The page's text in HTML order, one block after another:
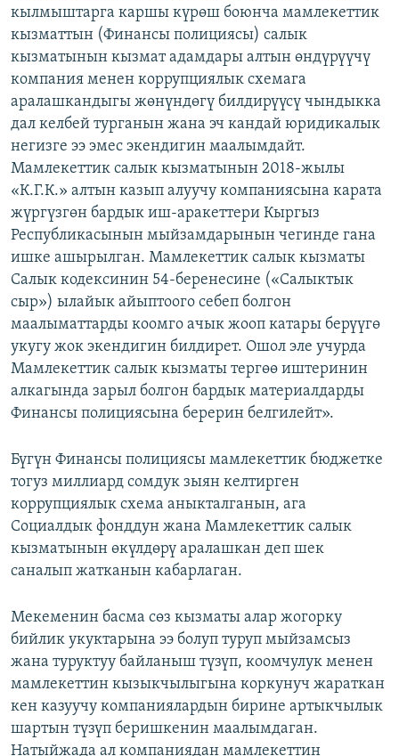
кылмыштарга каршы күрөш боюнча мамлекеттик
кызматтын (Финансы полициясы) салык
кызматынын кызмат адамдары алтын өндүрүүчү
компания менен коррупциялык схемага
аралашкандыгы жөнүндөгү билдирүүсү чындыкка
дал келбей турганын жана эч кандай юридикалык
негизге ээ эмес экендигин маалымдайт.
Мамлекеттик салык кызматынын 2018-жылы
«К.Г.К.» алтын казып алуучу компаниясына карата
жүргүзгөн бардык иш-аракеттери Кыргыз
Республикасынын мыйзамдарынын чегинде гана
ишке ашырылган. Мамлекеттик салык кызматы
Салык кодексинин 54-беренесине («Салыктык
сыр») ылайык айыптоого себеп болгон
маалыматтарды коомго ачык жооп катары берүүгө
укугу жок экендигин билдирет. Ошол эле учурда
Мамлекеттик салык кызматы тергөө иштеринин
алкагында зарыл болгон бардык материалдарды
Финансы полициясына берерин белгилейт».
Бүгүн Финансы полициясы мамлекеттик бюджетке
тогуз миллиард сомдук зыян келтирген
коррупциялык схема аныкталганын, ага
Социалдык фонддун жана Мамлекеттик салык
кызматынын өкүлдөрү аралашкан деп шек
саналып жатканын кабарлаган.
Мекеменин басма сөз кызматы алар жогорку
бийлик укуктарына ээ болуп туруп мыйзамсыз
жана туруктуу байланыш түзүп, коомчулук менен
мамлекеттин кызыкчылыгына коркунуч жараткан
кен казуучу компаниялардын бирине артыкчылык
шартын түзүп беришкенин маалымдаган.
Натыйжада ал компаниядан мамлекеттин